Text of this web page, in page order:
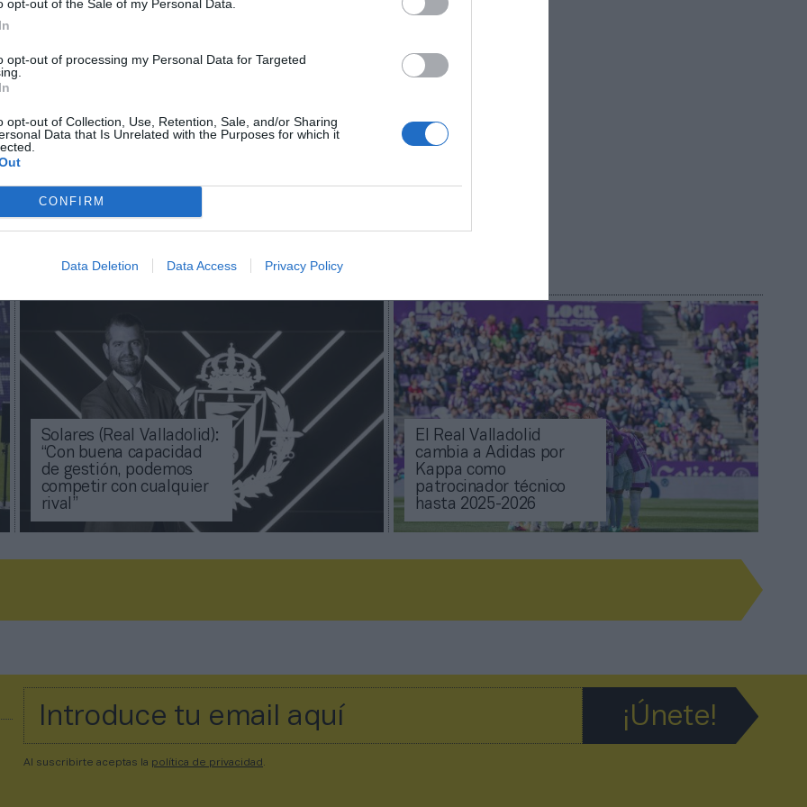
opt-out of the Sale of my Personal Data.
opt-out of processing my Personal Data for Targeted
opt-out of Collection, Use, Retention, Sale, and/or Sharing
Data that Is Unrelated with the Purposes for which it
CONFIRM
Data Deletion Data Access Privacy Policy
vezque el Real Valladolid vestirá de Reebok. Para la marca
su retorno a LaLiga desde que dejara de equipar al Atlético
de los 90. Fuera de las grandes ligas, Reebok también
relevancia en Sudamérica como el
brasileño.
como fuente preferida de Google de forma
con las últimas noticias de actualidad.
ACTIVAR AHORA
Solares (Real Valladolid):
“Con buena capacidad
de gestión, podemos
competir con cualquier
rival”
El Real Valladolid
cambia a Adidas por
Kappa como
patrocinador técnico
hasta 2025-2026
Al suscribirte aceptas la política de privacidad